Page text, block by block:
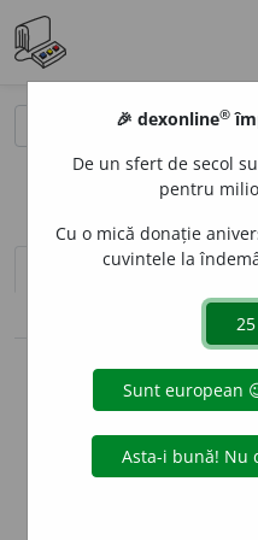
sinteza definițiilor (1)
info
Aceste
echipa
originale se
Puteți
🎉 dexonline®
De un sfert de secol
pentru
Cu o mică donație
cuvintele la